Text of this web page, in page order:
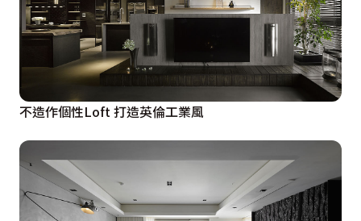
不造作個性Loft 打造英倫工業風